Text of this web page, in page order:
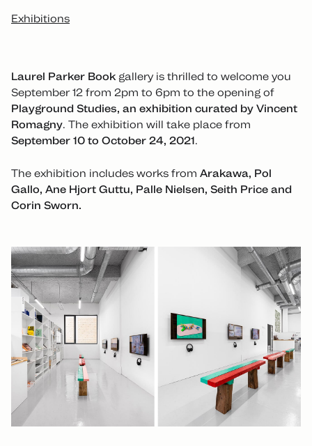
Exhibitions
Laurel Parker Bookgallery is thrilled to welcome you
September 12 from 2pm to 6pm to the opening of
Playground Studies, an exhibition curated by Vincent
Romagny. The exhibition will take place from
September 10 to October 24, 2021.
The exhibition includes works from Arakawa, Pol
Gallo, Ane Hjort Guttu, Palle Nielsen, Seith Price and
Corin Sworn.